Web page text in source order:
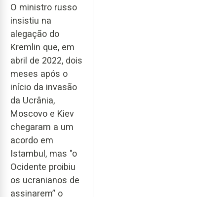
O ministro russo
insistiu na
alegação do
Kremlin que, em
abril de 2022, dois
meses após o
início da invasão
da Ucrânia,
Moscovo e Kiev
chegaram a um
acordo em
Istambul, mas "o
Ocidente proibiu
os ucranianos de
assinarem” o